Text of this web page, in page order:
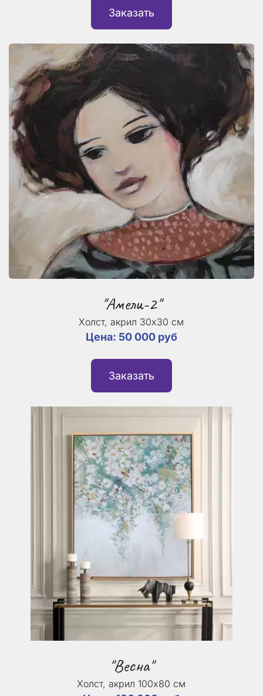
Заказать
"Амели-2"
Холст, акрил 30х30 см
Цена: 50 000 руб
Заказать
"Весна"
Холст, акрил 100х80 см